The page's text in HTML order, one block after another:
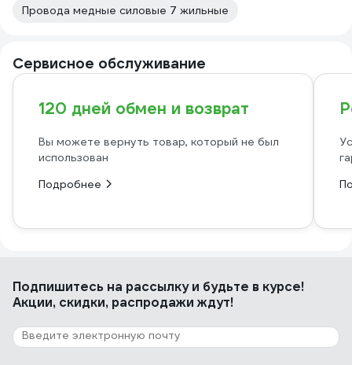
Провода медные силовые 7 жильные
Сервисное обслуживание
120 дней обмен и возврат
Вы можете вернуть товар, который не был
использован
Подробнее
Подпишитесь на рассылкуи будьте в курсе!
Акции, скидки, распродажи ждут!